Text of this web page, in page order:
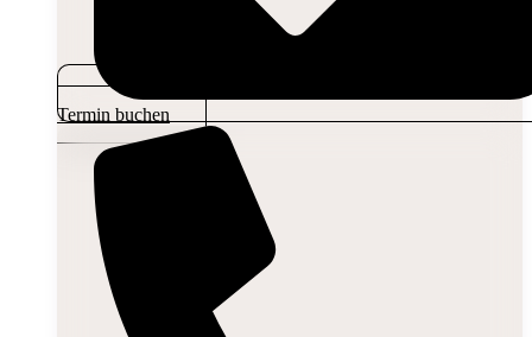
Termin buchen